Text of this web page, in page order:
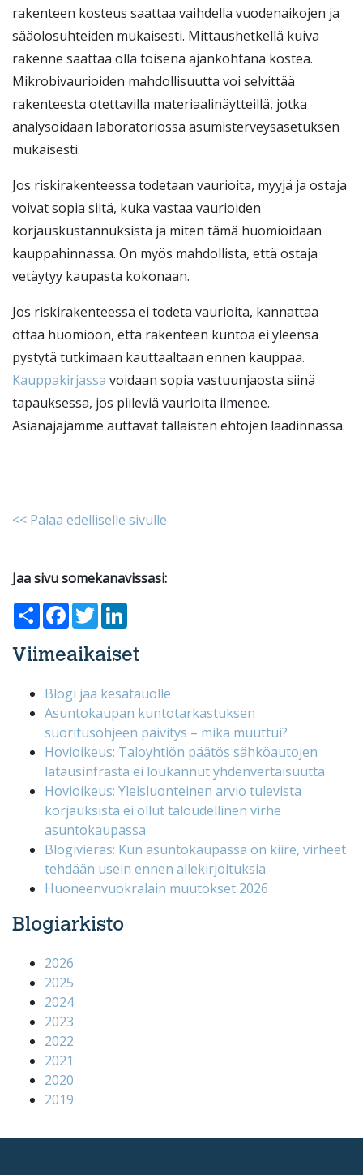
rakenteen kosteus saattaa vaihdella vuodenaikojen ja
sääolosuhteiden mukaisesti. Mittaushetkellä kuiva
rakenne saattaa olla toisena ajankohtana kostea.
Mikrobivaurioiden mahdollisuutta voi selvittää
rakenteesta otettavilla materiaalinäytteillä, jotka
analysoidaan laboratoriossa asumisterveysasetuksen
mukaisesti.
Jos riskirakenteessa todetaan vaurioita, myyjä ja ostaja
voivat sopia siitä, kuka vastaa vaurioiden
korjauskustannuksista ja miten tämä huomioidaan
kauppahinnassa. On myös mahdollista, että ostaja
vetäytyy kaupasta kokonaan.
Jos riskirakenteessa ei todeta vaurioita, kannattaa
ottaa huomioon, että rakenteen kuntoa ei yleensä
pystytä tutkimaan kauttaaltaan ennen kauppaa.
Kauppakirjassa voidaan sopia vastuunjaosta siinä
tapauksessa, jos piileviä vaurioita ilmenee.
Asianajajamme auttavat tällaisten ehtojen laadinnassa.
<< Palaa edelliselle sivulle
Jaa sivu somekanavissasi:
ShareFacebook
Twitter
Viimeaikaiset
Blogi jää kesätauolle
Asuntokaupan kuntotarkastuksen
suoritusohjeen päivitys – mikä muuttui?
Hovioikeus: Taloyhtiön päätös sähköautojen
latausinfrasta ei loukannut yhdenvertaisuutta
Hovioikeus: Yleisluonteinen arvio tulevista
korjauksista ei ollut taloudellinen virhe
asuntokaupassa
Blogivieras: Kun asuntokaupassa on kiire, virheet
tehdään usein ennen allekirjoituksia
Huoneenvuokralain muutokset 2026
Blogiarkisto
2026
2025
2024
2023
2022
2021
2020
2019